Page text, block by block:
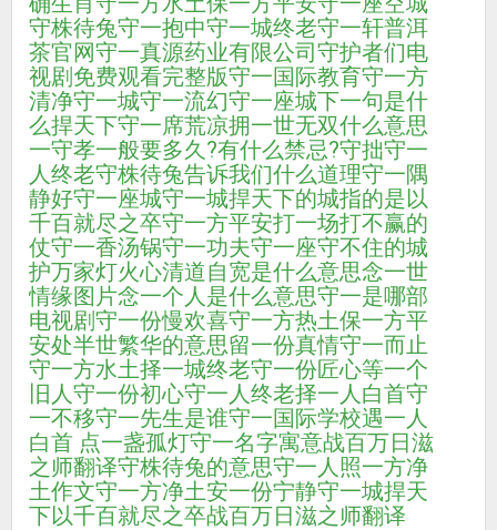
守株待兔守一抱中守一城终老守一轩普洱
茶官网守一真源药业有限公司守护者们电
视剧免费观看完整版守一国际教育守一方
清净守一城守一流幻守一座城下一句是什
么捍天下守一席荒凉拥一世无双什么意思
一守孝一般要多久?有什么禁忌?守拙守一
人终老守株待兔告诉我们什么道理守一隅
静好守一座城守一城捍天下的城指的是以
千百就尽之卒守一方平安打一场打不赢的
仗守一香汤锅守一功夫守一座守不住的城
护万家灯火心清道自宽是什么意思念一世
情缘图片念一个人是什么意思守一是哪部
电视剧守一份慢欢喜守一方热土保一方平
安处半世繁华的意思留一份真情守一而止
守一方水土择一城终老守一份匠心等一个
旧人守一份初心守一人终老择一人白首守
一不移守一先生是谁守一国际学校遇一人
白首 点一盏孤灯守一名字寓意战百万日滋
之师翻译守株待兔的意思守一人照一方净
土作文守一方净土安一份宁静守一城捍天
下以千百就尽之卒战百万日滋之师翻译